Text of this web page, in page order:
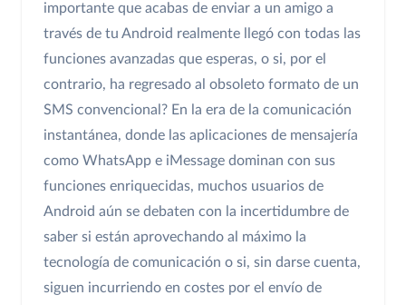
importante que acabas de enviar a un amigo a
través de tu Android realmente llegó con todas las
funciones avanzadas que esperas, o si, por el
contrario, ha regresado al obsoleto formato de un
SMS convencional? En la era de la comunicación
instantánea, donde las aplicaciones de mensajería
como WhatsApp e iMessage dominan con sus
funciones enriquecidas, muchos usuarios de
Android aún se debaten con la incertidumbre de
saber si están aprovechando al máximo la
tecnología de comunicación o si, sin darse cuenta,
siguen incurriendo en costes por el envío de